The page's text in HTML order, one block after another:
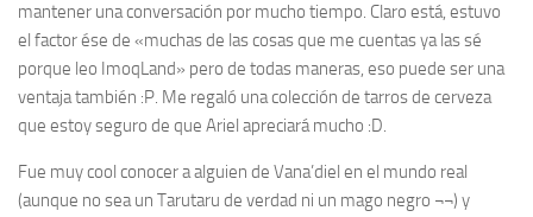
mantener una conversación por mucho tiempo. Claro está, estuvo
el factor ése de «muchas de las cosas que me cuentas ya las sé
porque leo ImoqLand» pero de todas maneras, eso puede ser una
ventaja también :P. Me regaló una colección de tarros de cerveza
que estoy seguro de que Ariel apreciará mucho :D.
Fue muycool conocer a alguien de Vana’diel en el mundo real
(aunque no sea un Tarutaru de verdad ni un mago negro ¬¬) y